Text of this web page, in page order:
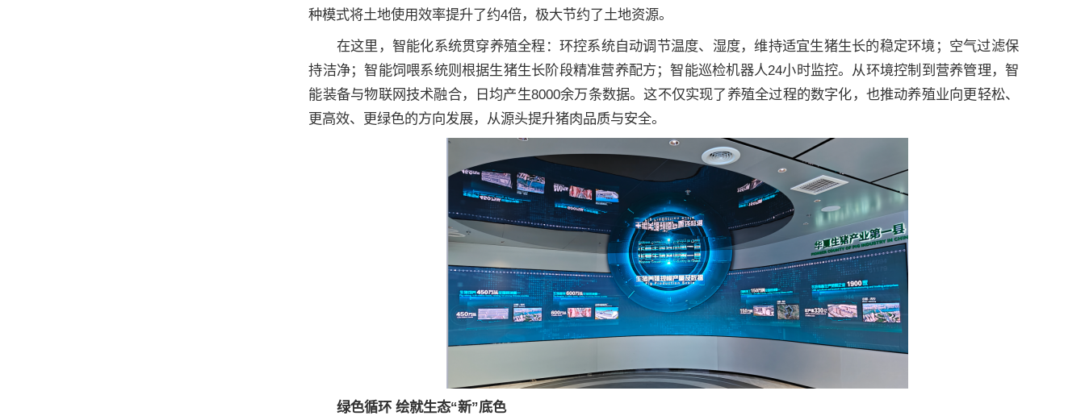
种模式将土地使用效率提升了约4倍，极大节约了土地资源。
在这里，智能化系统贯穿养殖全程：环控系统自动调节温度、湿度，维持适宜生猪生长的稳定环境；空气过滤保
持洁净；智能饲喂系统则根据生猪生长阶段精准营养配方；智能巡检机器人24小时监控。从环境控制到营养管理，智
能装备与物联网技术融合，日均产生8000余万条数据。这不仅实现了养殖全过程的数字化，也推动养殖业向更轻松、
更高效、更绿色的方向发展，从源头提升猪肉品质与安全。
绿色循环 绘就生态“新”底色